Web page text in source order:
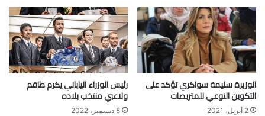
الوزيرة سليمة سواكري تؤكد على
التكوين النوعي للمتربصات
2 أبريل، 2021
رئيس الوزراء الياباني يكرم طاقم
ولاعبي منتخب بلاده
8 ديسمبر، 2022